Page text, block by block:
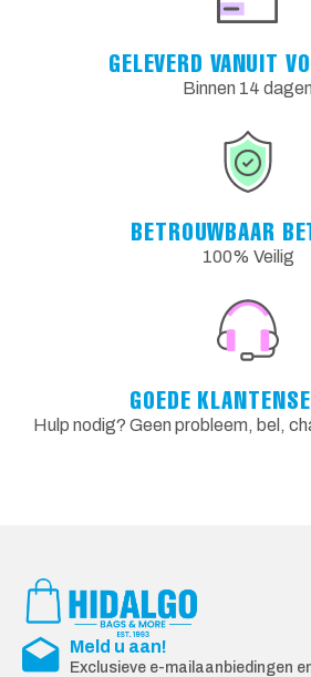
GELEVERD VANUIT
Binnen 14 dagen
BETROUWBAAR
100% Veilig
GOEDE
Hulp nodig? Geen probleem, bel,
Meld u aan!
Exclusieve e-mailaanbiedingen